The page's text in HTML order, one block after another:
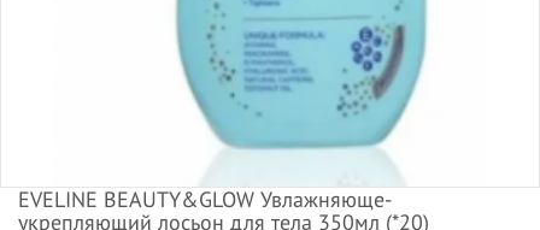
EVELINE BEAUTY&GLOW Увлажняюще-
укрепляющий лосьон для тела 350мл (*20)